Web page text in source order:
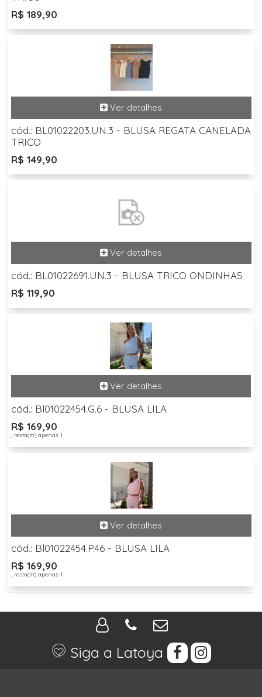
R$ 189,90
cód.: BL01022203.UN.3 - BLUSA REGATA CANELADA
TRICO
R$ 149,90
cód.: BL01022691.UN.3 - BLUSA TRICO ONDINHAS
R$ 119,90
cód.: Bl01022454.G.6 - BLUSA LILA
R$ 169,90
, resta(m) apenas 1
cód.: Bl01022454.P.46 - BLUSA LILA
R$ 169,90
, resta(m) apenas 1
Siga a Latoya